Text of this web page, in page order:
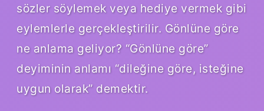
sözler söylemek veya hediye vermek gibi
eylemlerle gerçekleştirilir. Gönlüne göre
ne anlama geliyor? “Gönlüne göre”
deyiminin anlamı “dileğine göre, isteğine
uygun olarak” demektir.